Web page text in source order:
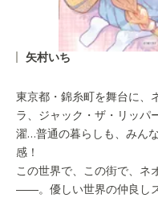
矢村いち
東京都・錦糸町を舞台に、
ラ、ジャック・ザ・リッパ
濯…普通の暮らしも、みん
感！
この世界で、この街で、ネ
――。優しい世界の仲良し